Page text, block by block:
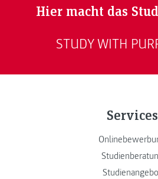
Hier macht das
STUDY WITH
Services